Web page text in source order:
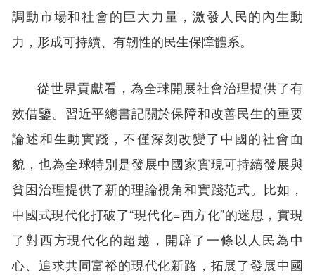
調動市場和社會的巨大力量，激發人民的內生動
力，形成可持續、有韌性的民生保障體系。
從世界貢獻看，為全球開展社會治理提供了有
效借鑒。習近平總書記關於保障和改善民生的重要
論述和生動實踐，不僅深刻改變了中國的社會面
貌，也為全球特別是發展中國家實現可持續發展與
貧困治理提供了新的理論視角和實踐范式。比如，
中國式現代化打破了“現代化=西方化”的迷思，實現
了對西方現代化的超越，開辟了一條以人民為中
心、追求共同富裕的現代化新路，拓展了發展中國